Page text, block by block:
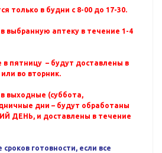
только в будни с 8-00 до 17-30.
выбранную аптеку в течение 1-4
пятницу – будут доставлены в
во вторник.
выходные (суббота,
дни – будут обработаны
ДЕНЬ, и доставлены в течение
готовности, если все